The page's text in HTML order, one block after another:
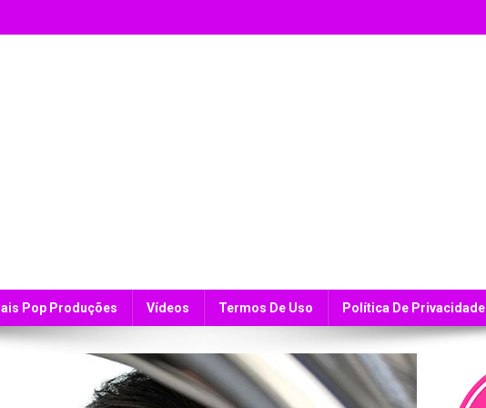
Pop Produções Vídeos Termos De Uso Política De Privacidade